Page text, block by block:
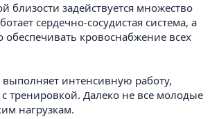
близости задействуется множество
сердечно-сосудистая система, а
кровоснабжение всех
интенсивную работу,
тренировкой. Далеко не все молодые
нагрузкам.